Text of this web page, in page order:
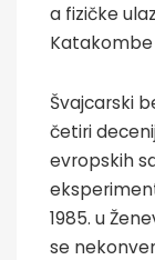
a fizičke
Katakombe
Švajcarski
četiri
evropskih
1985. u
se